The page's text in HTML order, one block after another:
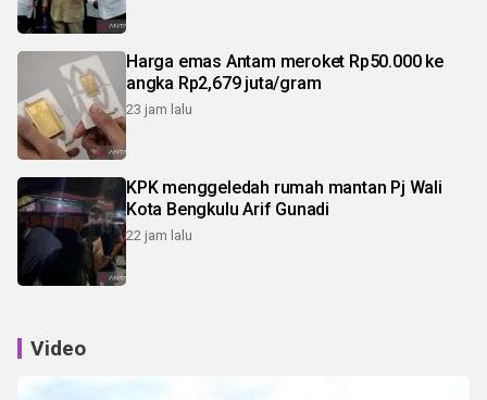
Harga emas Antam meroket Rp50.000 ke
angka Rp2,679 juta/gram
23 jam lalu
KPK menggeledah rumah mantan Pj Wali
Kota Bengkulu Arif Gunadi
22 jam lalu
Video